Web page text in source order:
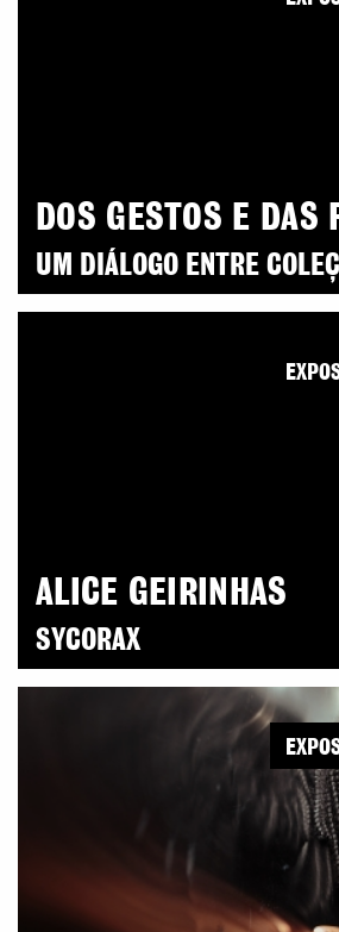
DOS GESTOS E DAS
UM DIÁLOGO ENTRE
ALICE GEIRINHAS
SYCORAX